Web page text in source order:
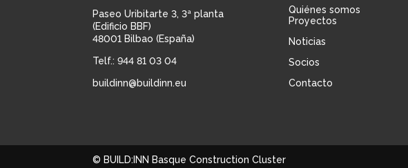
Paseo Uribitarte 3, 3ª planta
(Edificio BBF)
48001 Bilbao (España)
Telf.: 944 81 03 04
buildinn@buildinn.eu
Quiénes somos
Proyectos
Noticias
Socios
Contacto
© BUILD:INN Basque Construction Cluster